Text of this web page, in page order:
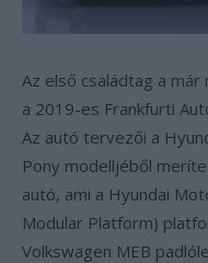
Az első családtag a
a 2019-es Frankfurti
Az autó tervezői a
Pony modelljéből
autó, ami a Hyundai
Modular Platform)
Volkswagen MEB